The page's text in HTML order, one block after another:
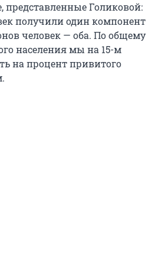
Голиковой:
получили один компонент
человек — оба. По общему
населения мы на 15-м
на процент привитого